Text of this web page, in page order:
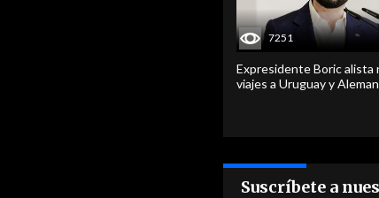
7251
Expresidente Boric alista
viajes a Uruguay y
Suscríbete a